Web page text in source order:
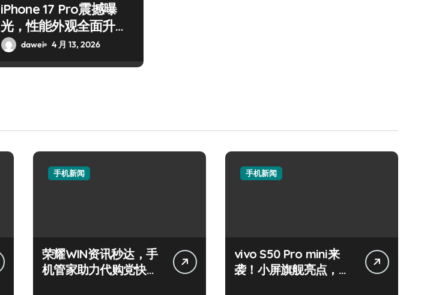
iPhone 17 Pro震撼曝
光，性能外观全面升
级！dawei 4 月 13, 2026
手机新闻
荣耀WIN资讯秒达，手
机管家助力代购党快人
手机新闻
vivo S50 Pro mini来
袭！小屏旗舰亮点，代